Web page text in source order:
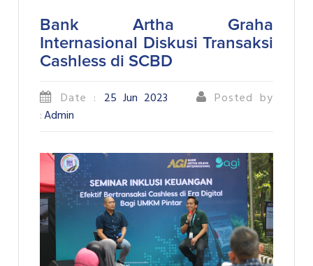
Bank Artha Graha
Internasional Diskusi Transaksi
Cashless di SCBD
Date : 25 Jun 2023
Posted by
:Admin